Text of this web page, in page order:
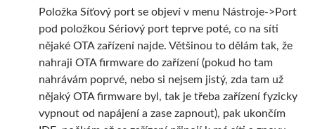
Položka Síťový port se objeví v menu Nástroje->Port
pod položkou Sériový port teprve poté, co na síti
nějaké OTA zařízení najde. Většinou to dělám tak, že
nahraji OTA firmware do zařízení (pokud ho tam
nahrávám poprvé, nebo si nejsem jistý, zda tam už
nějaký OTA firmware byl, tak je třeba zařízení fyzicky
vypnout od napájení a zase zapnout), pak ukončím